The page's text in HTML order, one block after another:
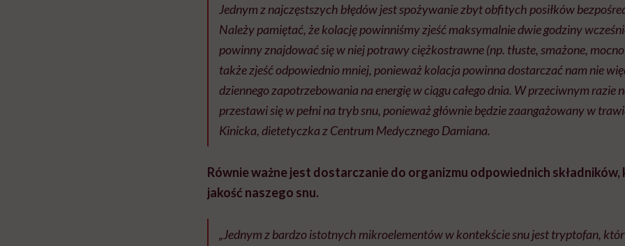
Jednym z najczęstszych błędów jest spożywanie zbyt obfitych posiłków
Należy pamiętać, że kolację powinniśmy zjeść maksymalnie dwie godziny
powinny znajdować się w niej potrawy ciężkostrawne (np. tłuste, smażone,
także zjeść odpowiednio mniej, ponieważ kolacja powinna dostarczać nam nie
dziennego zapotrzebowania na energię w ciągu całego dnia. W przeciwnym razie
przestawi się w pełni na tryb snu, ponieważ głównie będzie zaangażowany w
Kinicka, dietetyczka z Centrum Medycznego Damiana.
Równie ważne jest dostarczanie do organizmu odpowiednich składników,
jakość naszego snu.
„Jednym z bardzo istotnych mikroelementów w kontekście snu jest tryptofan,